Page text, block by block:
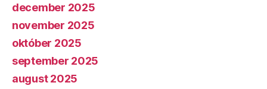
december 2025
november 2025
október 2025
september 2025
august 2025